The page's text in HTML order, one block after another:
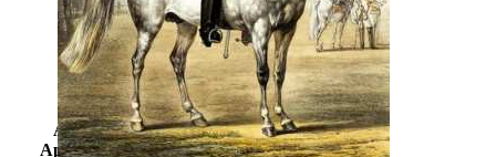
Автор:
Зауервейд Александр
Арт-стиль
Русская живопись XIX века